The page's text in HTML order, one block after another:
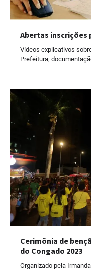
Abertas inscrições
Vídeos explicativos
Prefeitura;
Cerimônia de
do Congado 2023
Organizado pela